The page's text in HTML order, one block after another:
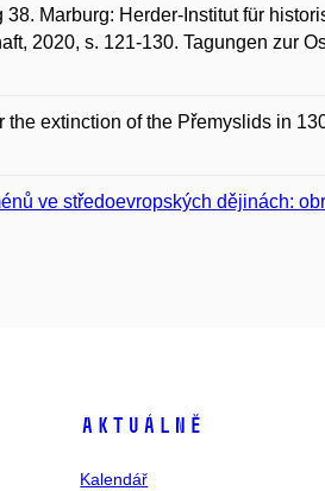
Marburg: Herder-Institut für
2020, s. 121-130. Tagungen zur
extinction of the Přemyslids in
ve středoevropských dějinách:
Aktuálně
Kalendář